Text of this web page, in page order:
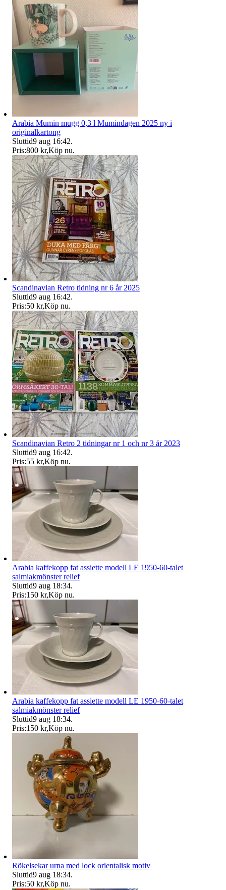
Arabia Mumin mugg 0,3 l Mumindagen 2025 ny i
originalkartong
Sluttid9 aug 16:42.
Pris:800 kr,Köp nu.
Scandinavian Retro tidning nr 6 år 2025
Sluttid9 aug 16:42.
Pris:50 kr,Köp nu.
Scandinavian Retro 2 tidningar nr 1 och nr 3 år 2023
Sluttid9 aug 16:42.
Pris:55 kr,Köp nu.
Arabia kaffekopp fat assiette modell LE 1950-60-talet
salmiakmönster relief
Sluttid9 aug 18:34.
Pris:150 kr,Köp nu.
Arabia kaffekopp fat assiette modell LE 1950-60-talet
salmiakmönster relief
Sluttid9 aug 18:34.
Pris:150 kr,Köp nu.
Rökelsekar urna med lock orientalisk motiv
Sluttid9 aug 18:34.
Pris:50 kr,Köp nu.